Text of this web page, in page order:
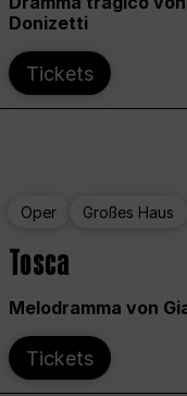
Donizetti
Tickets
Oper Großes Haus
Tosca
Melodramma von
Tickets